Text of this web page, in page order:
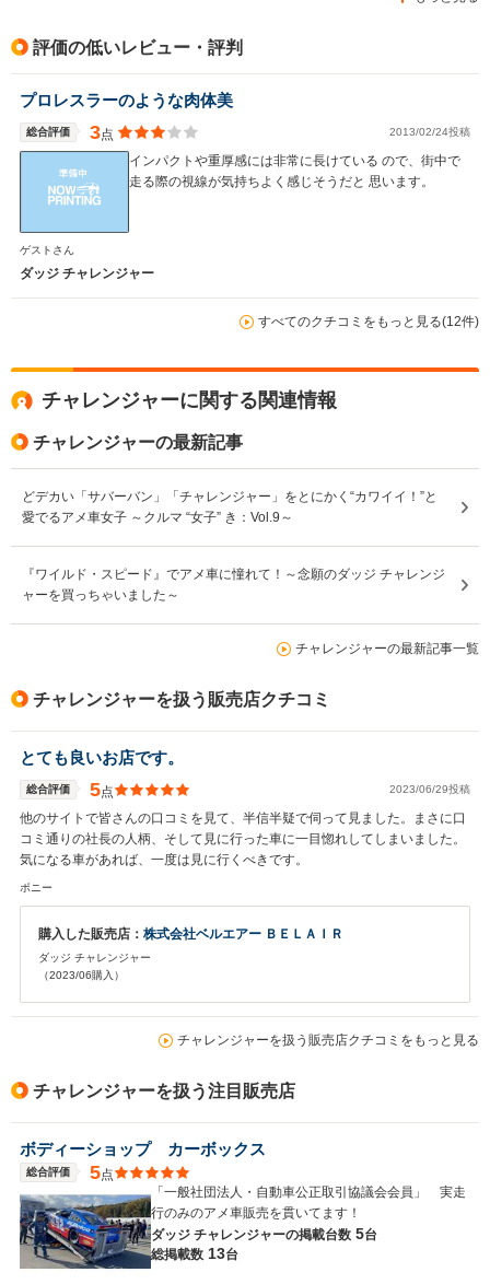
駆動方式 FR、4WD
評価の低いレビュー・評判
プロレスラーのような肉体美
総合評価 3点 2013/02/24投稿
インパクトや重厚感には非常に長けている ので、街中で
走る際の視線が気持ちよく感じそうだと 思います。
ゲストさん
ダッジ チャレンジャー
すべてのクチコミをもっと見る(12件)
チャレンジャーに関する関連情報
チャレンジャーの最新記事
どデカい「サバーバン」「チャレンジャー」をとにかく“カワイイ！”と
愛でるアメ車女子 ～クルマ “女子” き：Vol.9～
『ワイルド・スピード』でアメ車に憧れて！～念願のダッジ チャレンジ
ャーを買っちゃいました～
チャレンジャーの最新記事一覧
チャレンジャーを扱う販売店クチコミ
とても良いお店です。
総合評価 5点 2023/06/29投稿
他のサイトで皆さんの口コミを見て、半信半疑で伺って見ました。まさに口
コミ通りの社長の人柄、そして見に行った車に一目惚れしてしまいました。
気になる車があれば、一度は見に行くべきです。
ポニー
購入した販売店： 株式会社ベルエアー ＢＥＬＡＩＲ
ダッジ チャレンジャー
（2023/06購入）
チャレンジャーを扱う販売店クチコミをもっと見る
チャレンジャーを扱う注目販売店
ボディーショップ カーボックス
総合評価 5点
「一般社団法人・自動車公正取引協議会会員」 実走
行のみのアメ車販売を貫いてます！
ダッジ チャレンジャーの掲載台数 5台
総掲載数 13台